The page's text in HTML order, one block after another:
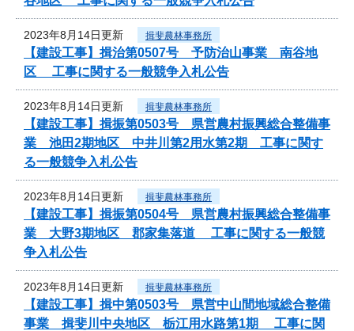
2023年8月14日更新 揖斐農林事務所
【建設工事】揖治第0507号 予防治山事業 南谷地
区 工事に関する一般競争入札公告
2023年8月14日更新 揖斐農林事務所
【建設工事】揖振第0503号 県営農村振興総合整備事
業 池田2期地区 中井川第2用水第2期 工事に関す
る一般競争入札公告
2023年8月14日更新 揖斐農林事務所
【建設工事】揖振第0504号 県営農村振興総合整備事
業 大野3期地区 郡家集落道 工事に関する一般競
争入札公告
2023年8月14日更新 揖斐農林事務所
【建設工事】揖中第0503号 県営中山間地域総合整備
事業 揖斐川中央地区 栃江用水路第1期 工事に関